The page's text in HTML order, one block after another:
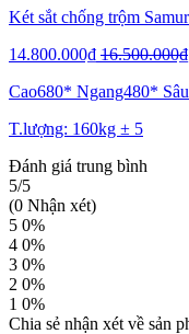
Két sắt chống trộm
14.800.000₫ 16.500.000₫
Cao680* Ngang480*
T.lượng: 160kg ± 5
Đánh giá trung bình
5/5
(0 Nhận xét)
5 0%
4 0%
3 0%
2 0%
1 0%
Chia sẻ nhận xét về sản